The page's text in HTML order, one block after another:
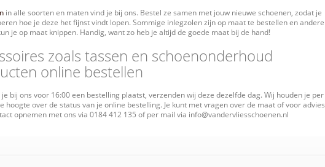
in alle soorten en maten vind je bij ons. Bestel ze samen met jouw nieuwe schoenen, zodat je
hoe je deze het fijnst vindt lopen. Sommige inlegzolen zijn op maat te bestellen en andere
je op maat knippen. Handig, want zo heb je altijd de goede maat bij de hand!
zoals tassen en schoenonderhoud
online bestellen
bij ons voor 16:00 een bestelling plaatst, verzenden wij deze dezelfde dag. Wij houden je per
hoogte over de status van je online bestelling. Je kunt met vragen over de maat of voor advies
opnemen met ons via 0184 412 135 of per mail via info@vandervliesschoenen.nl